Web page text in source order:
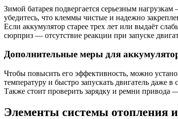
Зимой батарея подвергается серьезным
убедитесь, что клеммы чистые и надежно
Если аккумулятор старее трех лет или выдаёт
сюрприз — отсутствие реакции при запуске
Дополнительные меры для
Чтобы повысить его эффективность, можно
температуру и быстро запускать двигатель даже
Также стоит проверить зарядку и ремни привода
Элементы системы отопления